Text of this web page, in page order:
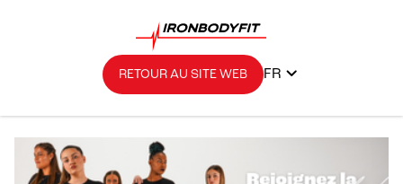
RETOUR AU SITE WEB FR